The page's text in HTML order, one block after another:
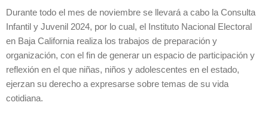
Durante todo el mes de noviembre se llevará a cabo la Consulta
Infantil y Juvenil 2024, por lo cual, el Instituto Nacional Electoral
en Baja California realiza los trabajos de preparación y
organización, con el fin de generar un espacio de participación y
reflexión en el que niñas, niños y adolescentes en el estado,
ejerzan su derecho a expresarse sobre temas de su vida
cotidiana.